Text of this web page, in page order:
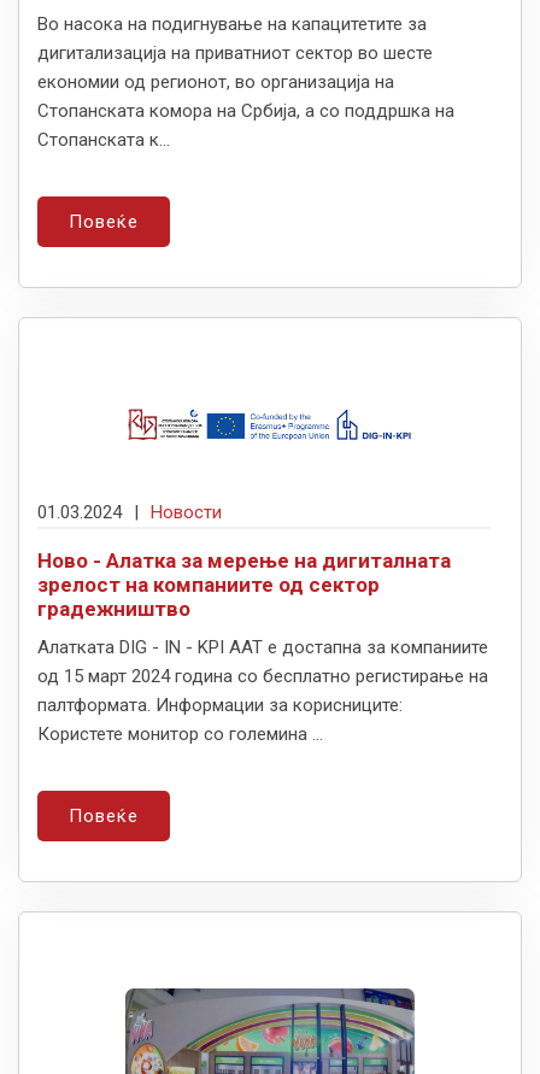
Во насока на подигнување на капацитетите за
дигитализација на приватниот сектор во шесте
економии од регионот, во организација на
Стопанската комора на Србија, а со поддршка на
Стопанската к...
Повеќе
01.03.2024 | Новости
Ново - Алатка за мерење на дигиталната
зрелост на компаниите од сектор
градежништво
Алатката DIG - IN - KPI AAT е достапна за компаниите
од 15 март 2024 година со бесплатно регистирање на
палтформата. Информации за корисниците:
Користете монитор со големина ...
Повеќе